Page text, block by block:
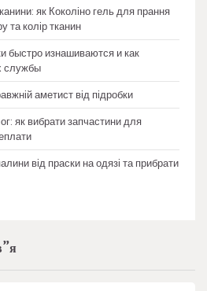
як Коколіно гель для прання
та колір тканин
быстро изнашиваются и как
службы
аметист від підробки
як вибрати запчастини для
від праски на одязі та прибрати